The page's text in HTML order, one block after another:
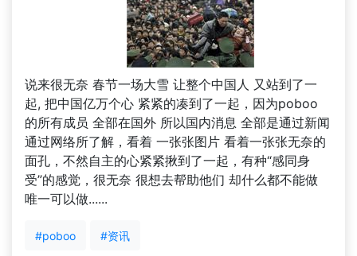
说来很无奈 春节一场大雪 让整个中国人 又站到了一
起, 把中国亿万个心 紧紧的凑到了一起，因为poboo
的所有成员 全部在国外 所以国内消息 全部是通过新闻
通过网络所了解，看着 一张张图片 看着一张张无奈的
面孔，不然自主的心紧紧揪到了一起，有种“感同身
受”的感觉，很无奈 很想去帮助他们 却什么都不能做
唯一可以做......
#poboo #资讯